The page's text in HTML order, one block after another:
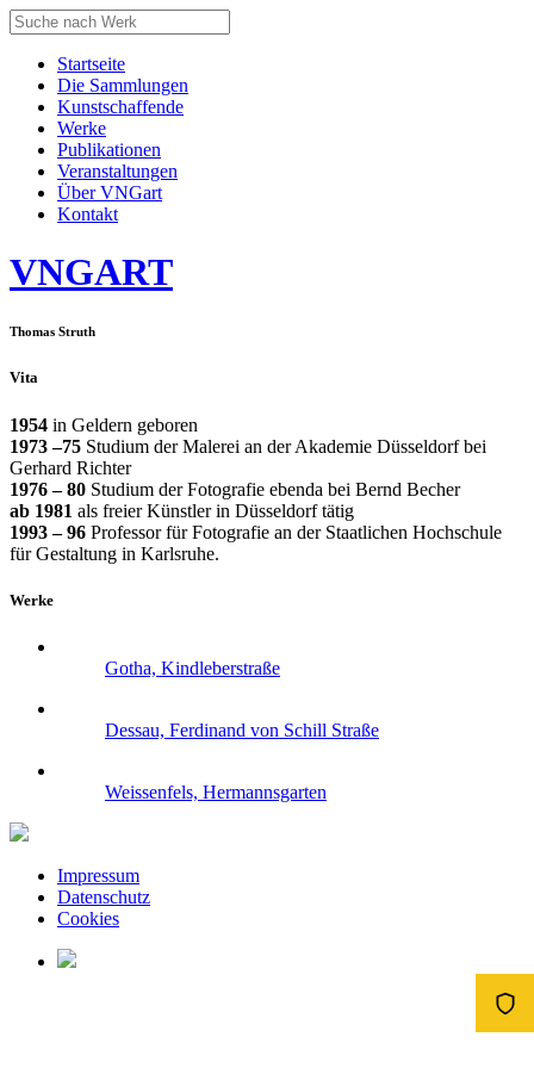
Startseite
Die Sammlungen
Kunstschaffende
Werke
Publikationen
Veranstaltungen
Über VNGart
Kontakt
VNGART
Thomas Struth
Vita
1954 in Geldern geboren
1973 –75 Studium der Malerei an der Akademie Düsseldorf bei
Gerhard Richter
1976 – 80 Studium der Fotografie ebenda bei Bernd Becher
ab 1981 als freier Künstler in Düsseldorf tätig
1993 – 96 Professor für Fotografie an der Staatlichen Hochschule
für Gestaltung in Karlsruhe.
Werke
Gotha, Kindleberstraße
Dessau, Ferdinand von Schill Straße
Weissenfels, Hermannsgarten
Impressum
Datenschutz
Cookies